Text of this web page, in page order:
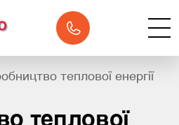
(067)
410-
47-
85
теплової енергії
теплової